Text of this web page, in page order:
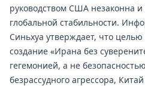
руководством США незаконна и
глобальной стабильности.
Синьхуа утверждает, что
создание «Ирана без
гегемонией, а не
безрассудного агрессора,